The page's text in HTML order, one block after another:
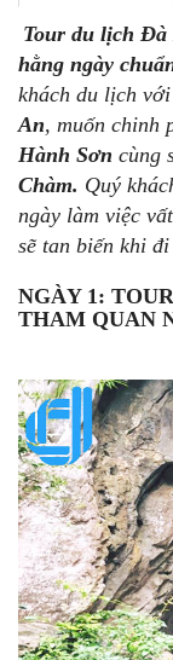
Tour du lịch Đà
hằng ngày
khách du lịch với
An, muốn chinh
Hành Sơn cùng
Chàm. Quý
ngày làm việc
sẽ tan biến khi đi
NGÀY 1:
THAM QUAN